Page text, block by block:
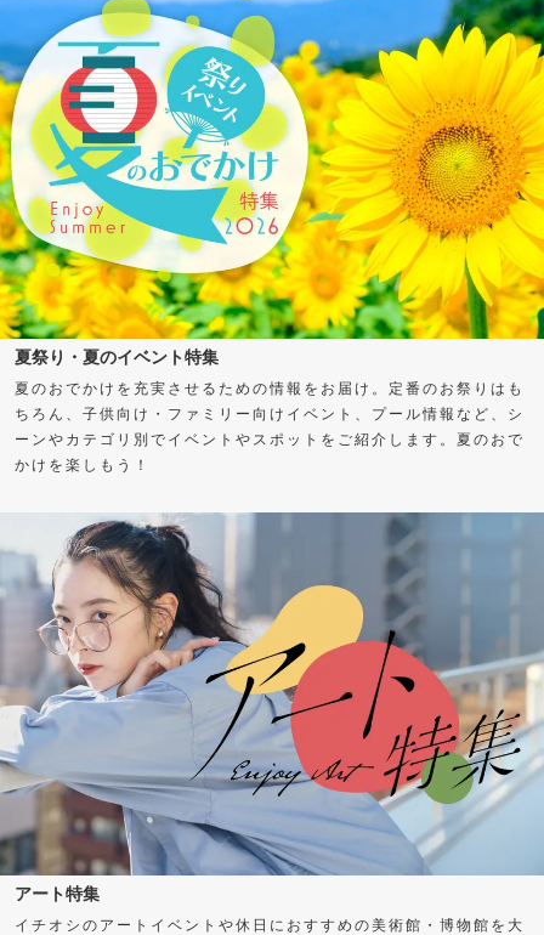
夏祭り・夏のイベント特集
夏のおでかけを充実させるための情報をお届け。定番のお祭りはも
ちろん、子供向け・ファミリー向けイベント、プール情報など、シ
ーンやカテゴリ別でイベントやスポットをご紹介します。夏のおで
かけを楽しもう！
アート特集
イチオシのアートイベントや休日におすすめの美術館・博物館を大